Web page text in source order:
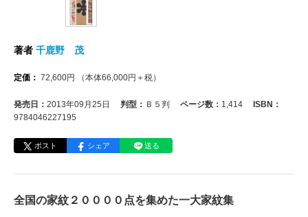
著者 千鹿野 茂
定価： 72,600円 （本体66,000円＋税）
発売日： 2013年09月25日 判型： Ｂ５判 ページ数： 1,414
ISBN：
9784046227195
ポスト シェア 送る
全国の家紋２００００点を集めた一大家紋集